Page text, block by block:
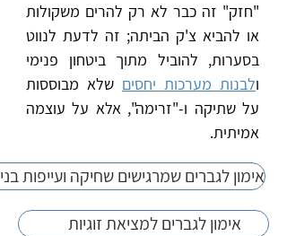
"חזק" זה כבר לא רק להרים משקולות
או להביא צ'ק הביתה; זה לדעת לנווט
בסערות, להוביל מתוך ביטחון פנימי
ולבנות מערכות יחסים שלא מבוססות
על שתיקה ו-"זרימה", אלא על עוצמה
אמיתית.​
אימון לגברים שמרגישים שחיקה ועייפות
אימון לגברים למציאת זוגיות